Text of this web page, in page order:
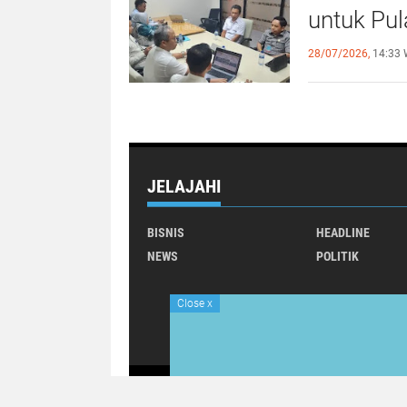
untuk
28/07/2026, 14:33
JELAJAHI
BISNIS HEADLINE
NEWS
POLITIK
Close x